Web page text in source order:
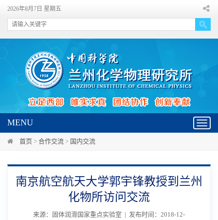
2026年8月7日 星期五
MENU
首页 > 合作交流 > 国内交流
南京航空航天大学郭宇锋教授到兰州
化物所访问交流
来源：固体润滑国家重点实验室 | 发布时间：2018-12-